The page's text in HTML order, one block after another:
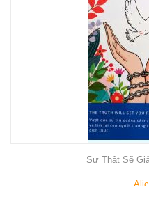
Sự Thật Sẽ